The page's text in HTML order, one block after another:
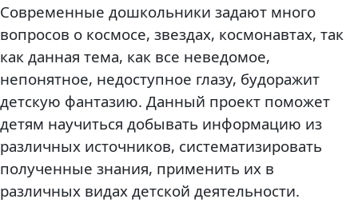
Современные дошкольники задают много
вопросов о космосе, звездах, космонавтах, так
как данная тема, как все неведомое,
непонятное, недоступное глазу, будоражит
детскую фантазию. Данный проект поможет
детям научиться добывать информацию из
различных источников, систематизировать
полученные знания, применить их в
различных видах детской деятельности.